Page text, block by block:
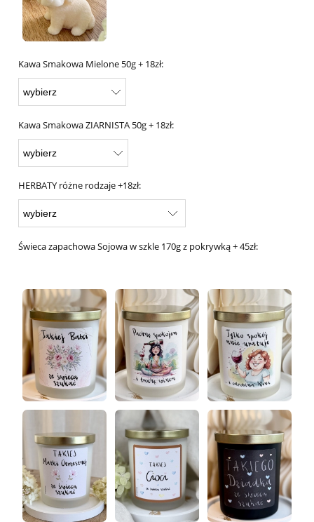
Kawa Smakowa Mielone 50g + 18zł:
Kawa Smakowa ZIARNISTA 50g + 18zł:
HERBATY różne rodzaje +18zł:
Świeca zapachowa Sojowa w szkle 170g z pokrywką + 45zł: